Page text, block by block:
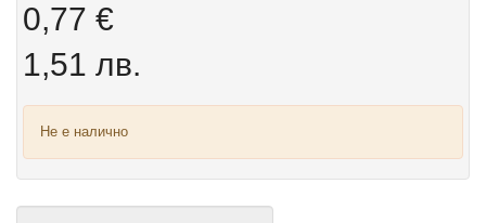
0,77 €
1,51 лв.
Не е налично